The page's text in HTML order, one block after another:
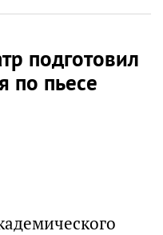
подготовил
по пьесе